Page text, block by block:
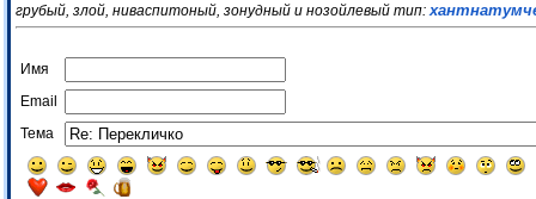
грубый, злой, ниваспитоный, зонудный и нозойлевый тип:
Имя
Email
Тема